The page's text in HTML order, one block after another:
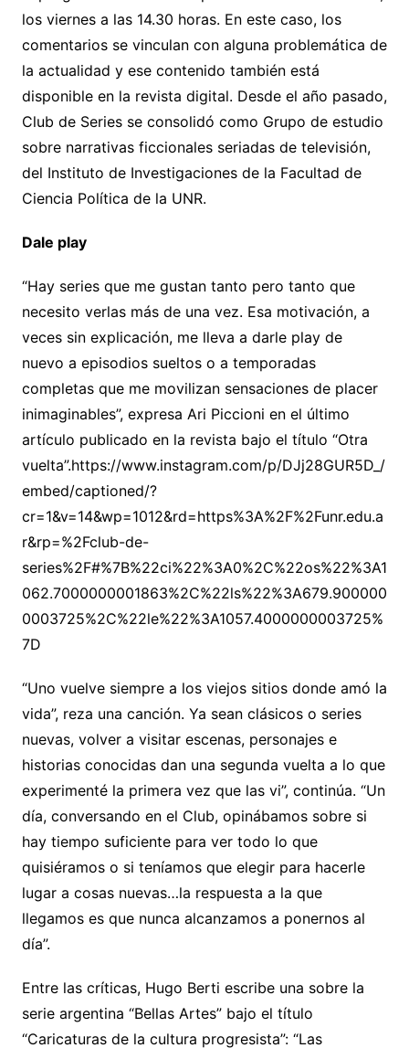
los viernes a las 14.30 horas. En este caso, los
comentarios se vinculan con alguna problemática de
la actualidad y ese contenido también está
disponible en la revista digital. Desde el año pasado,
Club de Series se consolidó como Grupo de estudio
sobre narrativas ficcionales seriadas de televisión,
del Instituto de Investigaciones de la Facultad de
Ciencia Política de la UNR.
Dale play
“Hay series que me gustan tanto pero tanto que
necesito verlas más de una vez. Esa motivación, a
veces sin explicación, me lleva a darle play de
nuevo a episodios sueltos o a temporadas
completas que me movilizan sensaciones de placer
inimaginables”, expresa Ari Piccioni en el último
artículo publicado en la revista bajo el título “Otra
vuelta”.https://www.instagram.com/p/DJj28GUR5D_/
embed/captioned/?
cr=1&v=14&wp=1012&rd=https%3A%2F%2Funr.edu.a
r&rp=%2Fclub-de-
series%2F#%7B%22ci%22%3A0%2C%22os%22%3A1
062.7000000001863%2C%22ls%22%3A679.900000
0003725%2C%22le%22%3A1057.4000000003725%
7D
“Uno vuelve siempre a los viejos sitios donde amó la
vida”, reza una canción. Ya sean clásicos o series
nuevas, volver a visitar escenas, personajes e
historias conocidas dan una segunda vuelta a lo que
experimenté la primera vez que las vi”, continúa. “Un
día, conversando en el Club, opinábamos sobre si
hay tiempo suficiente para ver todo lo que
quisiéramos o si teníamos que elegir para hacerle
lugar a cosas nuevas…la respuesta a la que
llegamos es que nunca alcanzamos a ponernos al
día”.
Entre las críticas, Hugo Berti escribe una sobre la
serie argentina “Bellas Artes” bajo el título
“Caricaturas de la cultura progresista”: “Las